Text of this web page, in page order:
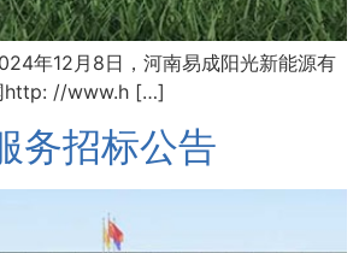
年12月8日，河南易成阳光新能源有
http: //www.h […]
务招标公告